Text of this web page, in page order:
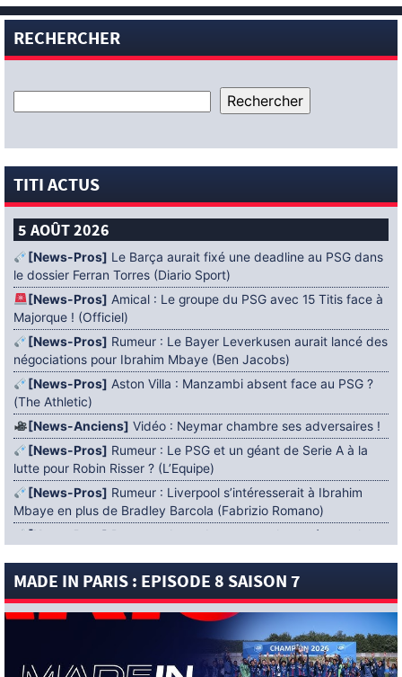
RECHERCHER
TITI ACTUS
5 AOÛT 2026
[News-Pros] Le Barça aurait fixé une deadline au PSG dans
le dossier Ferran Torres (Diario Sport)
[News-Pros] Amical : Le groupe du PSG avec 15 Titis face à
Majorque ! (Officiel)
[News-Pros] Rumeur : Le Bayer Leverkusen aurait lancé des
négociations pour Ibrahim Mbaye (Ben Jacobs)
[News-Pros] Aston Villa : Manzambi absent face au PSG ?
(The Athletic)
[News-Anciens] Vidéo : Neymar chambre ses adversaires !
[News-Pros] Rumeur : Le PSG et un géant de Serie A à la
lutte pour Robin Risser ? (L’Equipe)
[News-Pros] Rumeur : Liverpool s’intéresserait à Ibrahim
Mbaye en plus de Bradley Barcola (Fabrizio Romano)
[News-Pros]
Rumeur : Accord contractuel trouvé entre le
[News-Pros]Rumeur : Le PSG aurait lancé un ultimatum
4 AOÛT 2026
Mercato : Khalil Ayari prêté à Dunkerque
(Officiel)
MADE IN PARIS : EPISODE 8 SAISON 7